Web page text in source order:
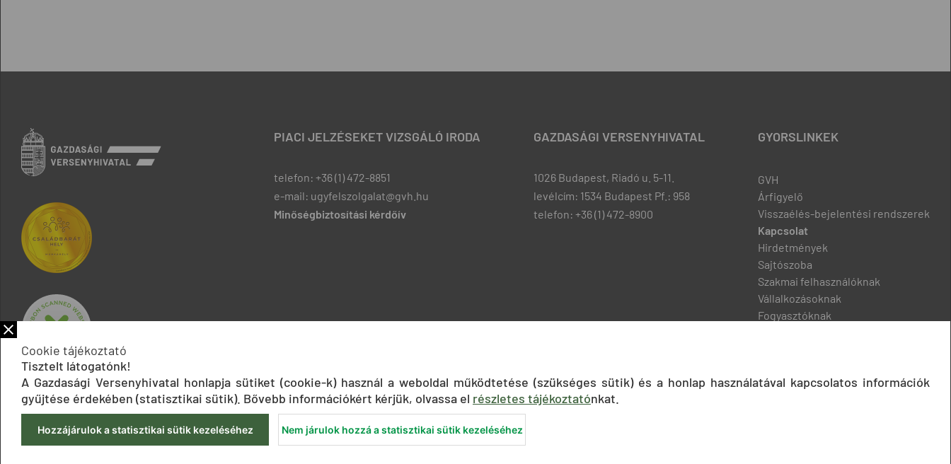
PIACI JELZÉSEKET VIZSGÁLÓ IRODA
telefon: +36 (1) 472-8851
e-mail: ugyfelszolgalat@gvh.hu
Minőségbiztosítási kérdőív
GAZDASÁGI VERSENYHIVATAL
1026 Budapest, Riadó u. 5-11.
levélcím: 1534 Budapest Pf.: 958
telefon: +36 (1) 472-8900
GYORSLINKEK
GVH
Árfigyelő
Visszaélés-bejelentési rendszerek
Kapcsolat
Hirdetmények
Sajtószoba
Szakmai felhasználóknak
Vállalkozásoknak
Fogyasztóknak
Impresszum Adatkezelési tájékoztatók Akadálymentesítési nyilatkozat Közadatkereső Süti beállítások
Cookie tájékoztató
Tisztelt látogatónk!
A Gazdasági Versenyhivatal honlapja sütiket (cookie-k) használ a weboldal működtetése (szükséges sütik) és a honlap használatával kapcsolatos információk
gyűjtése érdekében (statisztikai sütik). Bővebb információkért kérjük, olvassa el részletes tájékoztatónkat.
Hozzájárulok a statisztikai sütik kezeléséhez Nem járulok hozzá a statisztikai sütik kezeléséhez